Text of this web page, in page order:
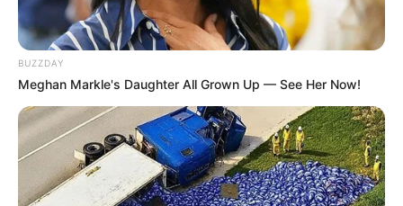
Партнерські матеріали
Події
Політика
Спорт
BUZZDAY
Meghan Markle's Daughter All Grown Up — See Her Now!